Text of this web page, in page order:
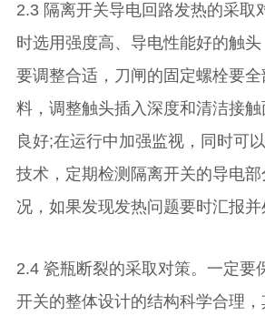
2.3 隔离开关导电回路发热的采取
时选用强度高、导电性能好的触
要调整合适，刀闸的固定螺栓要
料，调整触头插入深度和清洁接
良好;在运行中加强监视，同时可
技术，定期检测隔离开关的导电
况，如果发现发热问题要时汇报并
2.4 瓷瓶断裂的采取对策。一定要
开关的整体设计的结构科学合理